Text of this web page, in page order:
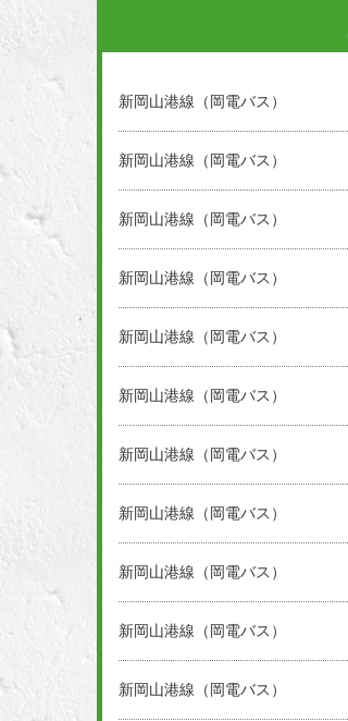
新岡山港線（岡電バス）
新岡山港線（岡電バス）
新岡山港線（岡電バス）
新岡山港線（岡電バス）
新岡山港線（岡電バス）
新岡山港線（岡電バス）
新岡山港線（岡電バス）
新岡山港線（岡電バス）
新岡山港線（岡電バス）
新岡山港線（岡電バス）
新岡山港線（岡電バス）